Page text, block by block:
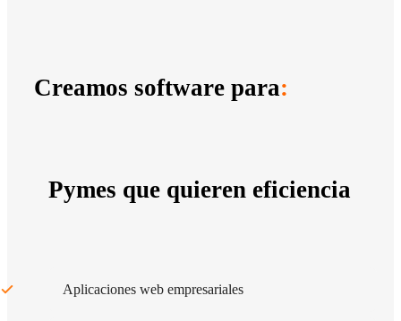
Creamos software para:
Pymes que quieren eficiencia
Aplicaciones web empresariales